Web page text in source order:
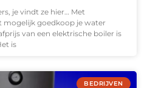
je vindt ze hier… Met
mogelijk goedkoop je water
van een elektrische boiler is
is
BEDRIJVEN